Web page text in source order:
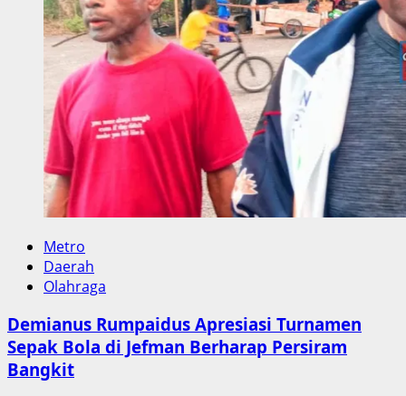
Metro
Daerah
Olahraga
Demianus Rumpaidus Apresiasi Turnamen
Sepak Bola di Jefman Berharap Persiram
Bangkit